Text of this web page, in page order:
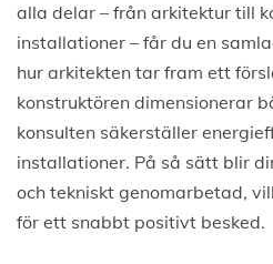
alla delar – från arkitektur till
installationer – får du en
hur arkitekten tar fram ett
konstruktören dimensionerar
konsulten säkerställer
installationer. På så sätt blir
och tekniskt genomarbetad,
för ett snabbt positivt besked.